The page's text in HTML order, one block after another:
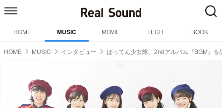
HOME MUSIC MOVIE TECH BOOK
HOME MUSIC インタビュー ばってん少女隊、2ndアルバム『BGM』を